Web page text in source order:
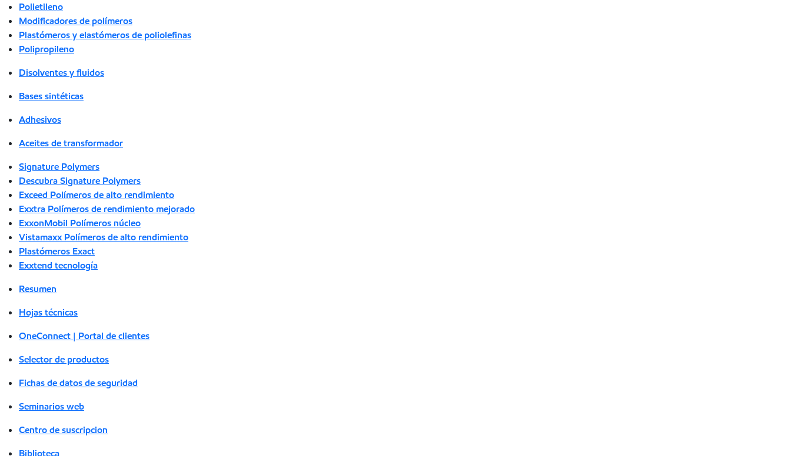
Polietileno
Modificadores de polímeros
Plastómeros y elastómeros de poliolefinas
Polipropileno
Disolventes y fluidos
Bases sintéticas
Adhesivos
Aceites de transformador
Signature Polymers
Descubra Signature Polymers
Exceed Polímeros de alto rendimiento
Exxtra Polímeros de rendimiento mejorado
ExxonMobil Polímeros núcleo
Vistamaxx Polímeros de alto rendimiento
Plastómeros Exact
Exxtend tecnología
Resumen
Hojas técnicas
OneConnect | Portal de clientes
Selector de productos
Fichas de datos de seguridad
Seminarios web
Centro de suscripcion
Biblioteca